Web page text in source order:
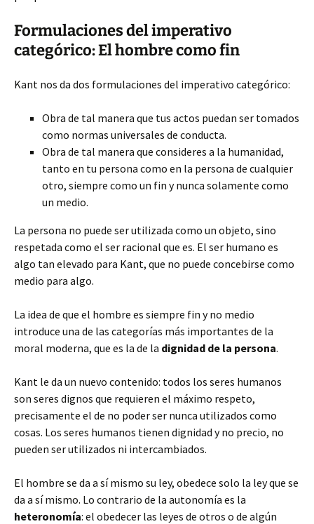
Formulaciones del imperativo
categórico: El hombre como fin
Kant nos da dos formulaciones del imperativo categórico:
Obra de tal manera que tus actos puedan ser tomados
como normas universales de conducta.
Obra de tal manera que consideres a la humanidad,
tanto en tu persona como en la persona de cualquier
otro, siempre como un fin y nunca solamente como
un medio.
La persona no puede ser utilizada como un objeto, sino
respetada como el ser racional que es. El ser humano es
algo tan elevado para Kant, que no puede concebirse como
medio para algo.
La idea de que el hombre es siempre fin y no medio
introduce una de las categorías más importantes de la
moral moderna, que es la de la dignidad de la persona.
Kant le da un nuevo contenido: todos los seres humanos
son seres dignos que requieren el máximo respeto,
precisamente el de no poder ser nunca utilizados como
cosas. Los seres humanos tienen dignidad y no precio, no
pueden ser utilizados ni intercambiados.
El hombre se da a sí mismo su ley, obedece solo la ley que se
da a sí mismo. Lo contrario de la autonomía es la
heteronomía: el obedecer las leyes de otros o de algún